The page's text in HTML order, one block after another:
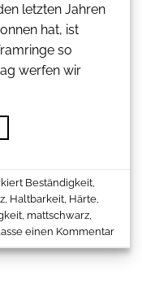
letzten Jahren
hat, ist
so
werfen wir
Beständigkeit
Haltbarkeit Härte
mattschwarz
einen Kommentar